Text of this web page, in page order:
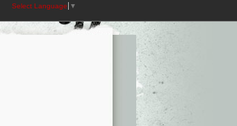
Select Language ▼